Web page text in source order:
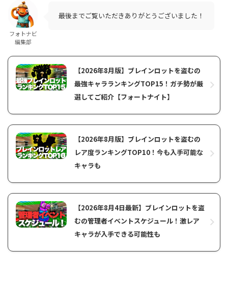
フォトナビ
編集部
最後までご覧いただきありがとうございました！
【2026年8月版】ブレインロットを盗むの
最強キャラランキングTOP15！ガチ勢が厳
選してご紹介【フォートナイト】
【2026年8月版】ブレインロットを盗むの
レア度ランキングTOP10！今も入手可能な
キャラも
【2026年8月4日最新】ブレインロットを盗
むの管理者イベントスケジュール！激レア
キャラが入手できる可能性も